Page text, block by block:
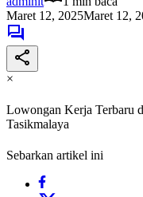
Maret 12, 2025Maret 12,
×
Lowongan Kerja Terbaru
Tasikmalaya
Sebarkan artikel ini